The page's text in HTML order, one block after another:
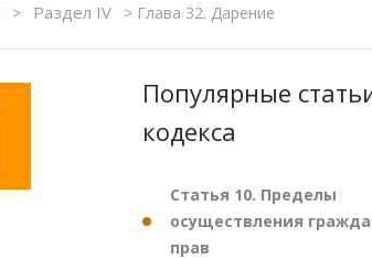
> Раздел IV >Глава 32. Дарение
Популярные
кодекса
Статья 10. Пределы
осуществления
прав